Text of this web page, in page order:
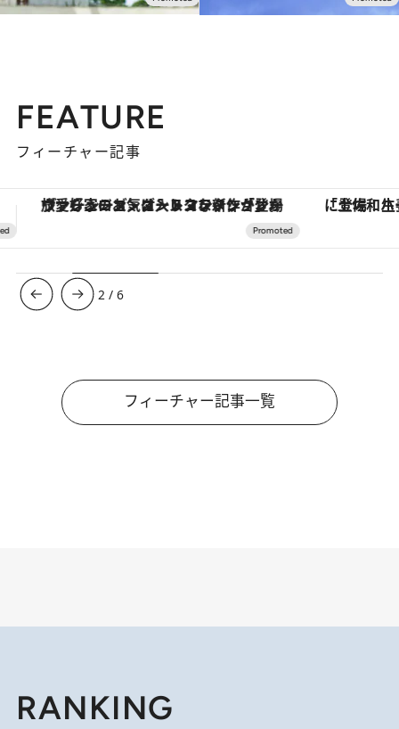
FEATURE
フィーチャー記事
「土佐和ハーブかき氷」がOMO7高知に登場！生姜、山椒、大葉など目にも舌にも涼を呼ぶ郷土の味
3 /6
フィーチャー記事一覧
RANKING